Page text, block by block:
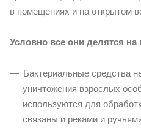
в помещениях и на открытом
Условно все они делятся на
Бактериальные средства
уничтожения взрослых
используются для
связаны и реками и